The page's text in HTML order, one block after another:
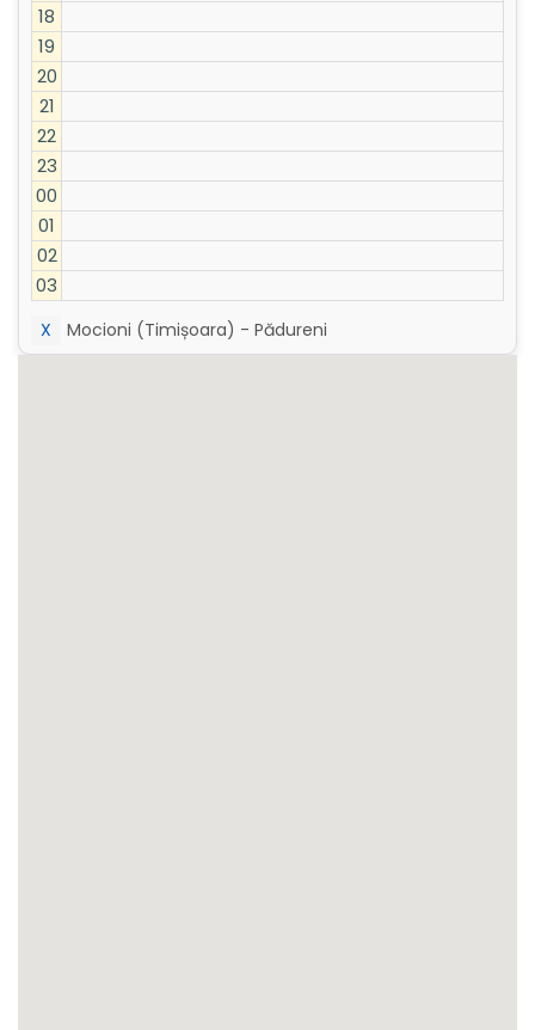
18
19
20
21
22
23
00
01
02
03
X Mocioni (Timișoara) - Pădureni